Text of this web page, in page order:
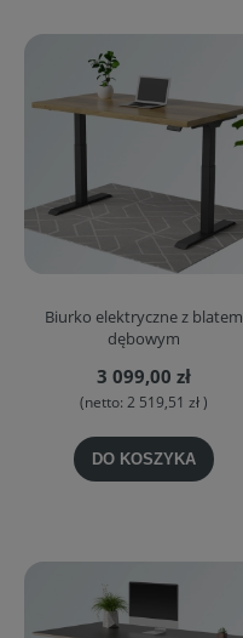
Biurko elektryczne z blatem
dębowym
3 099,00 zł
(netto: 2 519,51 zł)
DO KOSZYKA